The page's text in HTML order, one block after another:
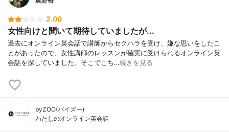
2.00
女性向けと聞いて期待していましたが...
過去にオンライン英会話で講師からセクハラを受け、嫌な思いをしたこ
とがあったので、女性講師のレッスンが確実に受けられるオンライン英
会話を探していました。そこでこち…続きを見る
byZOO(バイズー)
わたしのオンライン英会話